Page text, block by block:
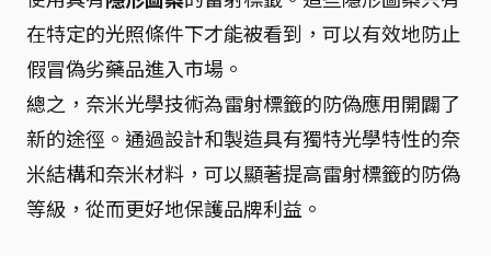
在特定的光照條件下才能被看到，可以有效地防止
假冒偽劣藥品進入市場。
總之，奈米光學技術為雷射標籤的防偽應用開闢了
新的途徑。通過設計和製造具有獨特光學特性的奈
米結構和奈米材料，可以顯著提高雷射標籤的防偽
等級，從而更好地保護品牌利益。